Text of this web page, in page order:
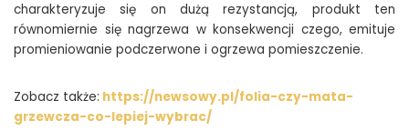
charakteryzuje się on dużą rezystancją, produkt ten
równomiernie się nagrzewa w konsekwencji czego, emituje
promieniowanie podczerwone i ogrzewa pomieszczenie.
Zobacz także: https://newsowy.pl/folia-czy-mata-
grzewcza-co-lepiej-wybrac/